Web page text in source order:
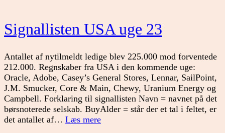
Signallisten USA uge 23
Antallet af nytilmeldt ledige blev 225.000 mod forventede
212.000. Regnskaber fra USA i den kommende uge:
Oracle, Adobe, Casey’s General Stores, Lennar, SailPoint,
J.M. Smucker, Core & Main, Chewy, Uranium Energy og
Campbell. Forklaring til signallisten Navn = navnet på det
børsnoterede selskab. BuyAlder = står der et tal i feltet, er
det antallet af… Læs mereSignallisten